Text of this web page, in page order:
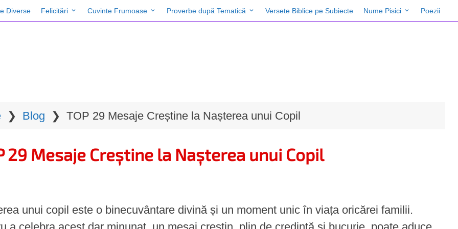
Diverse Felicitări Cuvinte Frumoase Proverbe după Tematică Versete Biblice pe Subiecte Nume Pisici Poezii
❯ Blog ❯TOP 29 Mesaje Creștine la Nașterea unui Copil
29 Mesaje Creștine la Nașterea unui Copil
unui copil este o binecuvântare divină și un moment unic în viața oricărei familii.